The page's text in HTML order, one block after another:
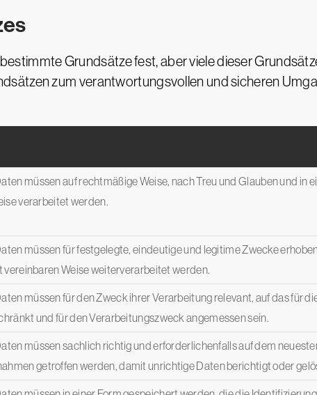
Grundsätze fest, aber viele dieser
zum verantwortungsvollen und sicheren
müssen auf rechtmäßige Weise, nach Treu und Glauben und in
verarbeitet werden.
müssen für festgelegte, eindeutige und legitime Zwecke
vereinbaren Weise weiterverarbeitet werden.
müssen für den Zweck ihrer Verarbeitung relevant, auf das für
und für den Verarbeitungszweck angemessen sein.
müssen sachlich richtig und erforderlichenfalls auf dem
getroffen werden, damit unrichtige Daten berichtigt oder